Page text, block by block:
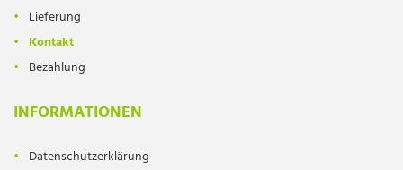
Lieferung
Kontakt
Bezahlung
INFORMATIONEN
Datenschutzerklärung